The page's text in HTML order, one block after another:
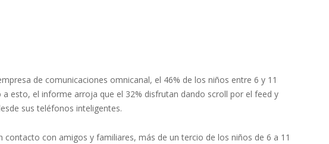
de comunicaciones omnicanal, el 46% de los niños entre 6 y 11
esto, el informe arroja que el 32% disfrutan dando scroll por el feed y
sus teléfonos inteligentes.
con amigos y familiares, más de un tercio de los niños de 6 a 11